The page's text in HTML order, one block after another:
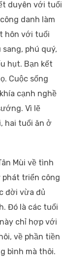
duyên với tuổi
danh làm
hôn với tuổi
sang, phú quý,
hụt. Bạn kết
Cuộc sống
cạnh nghề
Vì lẽ
hai tuổi ăn ở
Mùi về tình
phát triển công
đời vừa đủ
Đó là các tuổi
chỉ hợp với
về phần tiền
bình mà thôi.